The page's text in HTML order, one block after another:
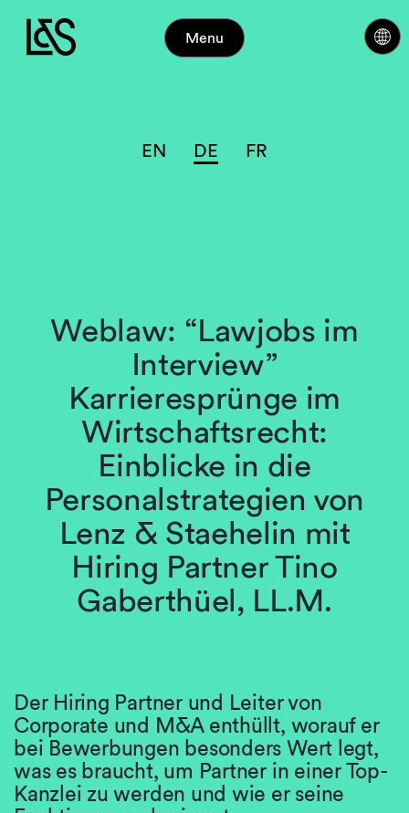
Menu
EN DE FR
Weblaw: “Lawjobs im
Interview”
Karrieresprünge im
Wirtschaftsrecht:
Einblicke in die
Personalstrategien von
Lenz & Staehelin mit
Hiring Partner Tino
Gaberthüel, LL.M.
Der Hiring Partner und Leiter von
Corporate und M&A enthüllt, worauf er
bei Bewerbungen besonders Wert legt,
was es braucht, um Partner in einer Top-
Kanzlei zu werden und wie er seine